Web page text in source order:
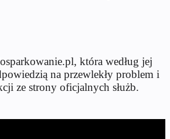
która według jej
na przewlekły problem i
ze strony oficjalnych służb.